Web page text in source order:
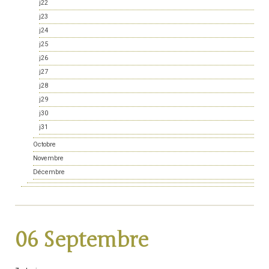
j22
j23
j24
j25
j26
j27
j28
j29
j30
j31
Octobre
Novembre
Décembre
06 Septembre